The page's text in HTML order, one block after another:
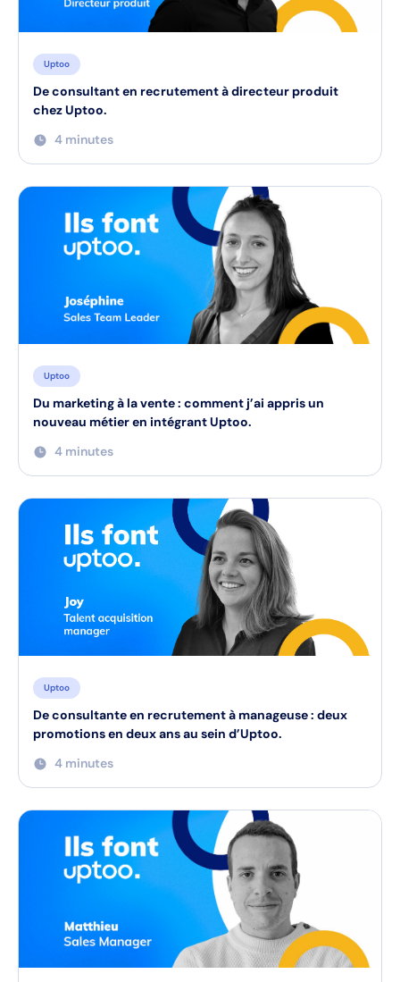
Masterclass
Uptoo
De consultant en recrutement à directeur produit
chez Uptoo.
4 minutes
Uptoo
Du marketing à la vente : comment j’ai appris un
nouveau métier en intégrant Uptoo.
4 minutes
Uptoo
De consultante en recrutement à manageuse : deux
promotions en deux ans au sein d’Uptoo.
4 minutes